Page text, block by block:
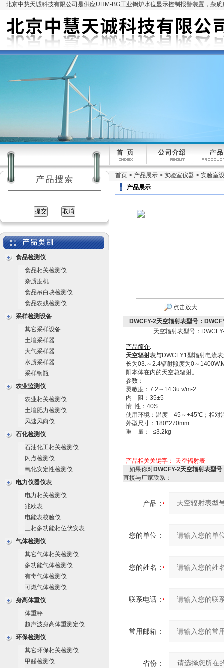
北京中慧天诚科技有限公司是供应UHM-BG工业锅炉水位显示控制报警装置，杂
食品检测仪
食品相关检测仪
杂质度机
食品吊白块检测仪
食品农残检测仪
采样检测设备
其它采样设备
土壤采样器
大气采样器
水质采样器
采样钢瓶
农业监测仪
农业相关检测仪
土壤肥力检测仪
风速风向仪
石化检测仪
石油化工相关检测仪
闪点检测仪
氧化安定性检测仪
电力仪器仪表
电力相关检测仪
兆欧表
电能表校验仪
三相多功能相位伏安表
气体检测仪
其它气体相关检测仪
多功能气体检测仪
有毒气体检测仪
可燃气体检测仪
身高体重仪
体重秤
超声波身高体重测定仪
环保检测仪
其它环保相关检测仪
甲醛检测仪
首页 > 产品展示 > 实验室仪器 > 实验室
产品展示
点击放大
DWCFY-2天空辐射表型号：
天空辐射表型号：
产品简介:
天空辐射表与DWCFY1型辐射电流
长为03.～2.4辐射照度为0～
阳本体在内的天空总辐射。
参数：
灵敏度：7.2～14.3u v/m-2
内 阻：35±5
惰 性：40S
使用环境：温度—45～+45℃；相对
外型尺寸：180*270mm
重 量： ≤3.2kg
产品相关关键字： 天空辐射表
如果你对DWCFY-2天空辐射表型号
直接与厂家联系：
产品：
您的单位：
您的姓名：
联系电话：
常用邮箱：
省份：